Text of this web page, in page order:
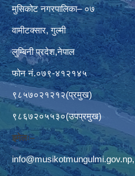
मुसिकोट नगरपालिका– ०७
वामीटक्सार, गुल्मी
लुम्बिनी प्रदेश,नेपाल
फोन नं.०७९-४१२१४५
९८५७०२१२१२(प्रमुख)
९८६७२०५५३०(उपप्रमुख)
इमेलः–
info@musikotmungulmi.gov.np,